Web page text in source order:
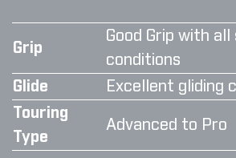
Grip
Good Grip with all
conditions
Glide
Excellent gliding
Touring
Type
Advanced to Pro